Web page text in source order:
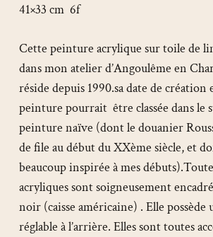
41×33 cm 6f
Cette peinture acrylique sur toile de
dans mon atelier d’Angoulême en
réside depuis 1990.sa date de
peinture pourrait être classée dans le
peinture naïve (dont le douanier
de file au début du XXème siècle, et
beaucoup inspirée à mes
acryliques sont soigneusement
noir (caisse américaine) . Elle possède
réglable à l’arrière. Elles sont toutes